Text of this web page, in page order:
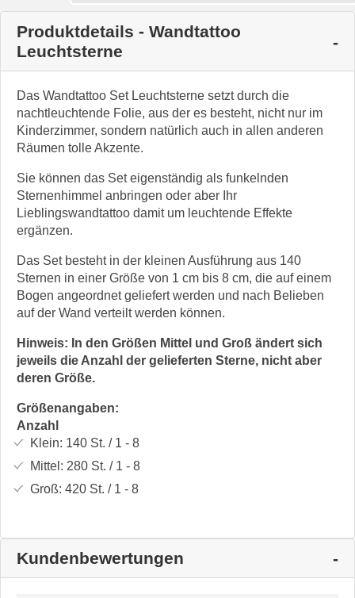
Produktdetails - Wandtattoo
Leuchtsterne
Das Wandtattoo Set Leuchtsterne setzt durch die
nachtleuchtende Folie, aus der es besteht, nicht nur im
Kinderzimmer, sondern natürlich auch in allen anderen
Räumen tolle Akzente.
Sie können das Set eigenständig als funkelnden
Sternenhimmel anbringen oder aber Ihr
Lieblingswandtattoo damit um leuchtende Effekte
ergänzen.
Das Set besteht in der kleinen Ausführung aus 140
Sternen in einer Größe von 1 cm bis 8 cm, die auf einem
Bogen angeordnet geliefert werden und nach Belieben
auf der Wand verteilt werden können.
Hinweis: In den Größen Mittel und Groß ändert sich
jeweils die Anzahl der gelieferten Sterne, nicht aber
deren Größe.
Größenangaben:
Anzahl
Klein: 140 St. / 1 - 8
Mittel: 280 St. / 1 - 8
Groß: 420 St. / 1 - 8
Kundenbewertungen